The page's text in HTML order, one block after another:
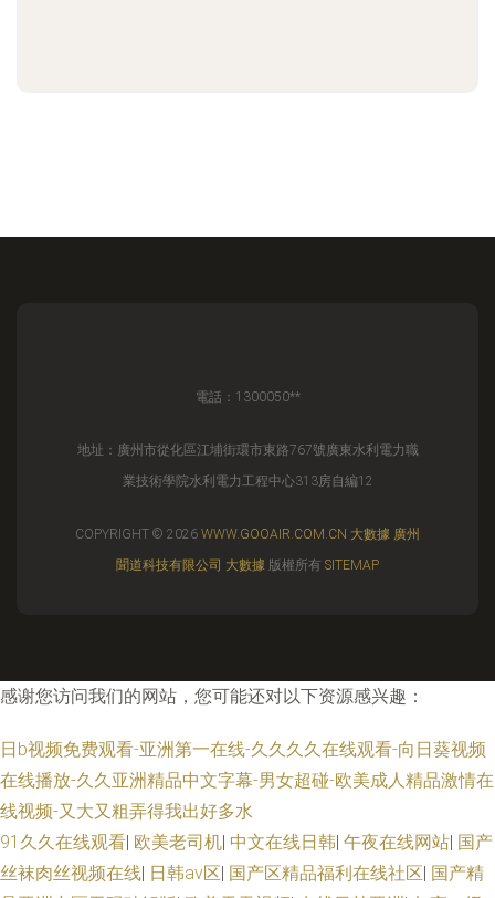
電話：1300050**
地址：廣州市從化區江埔街環市東路767號廣東水利電力職
業技術學院水利電力工程中心313房自編12
COPYRIGHT © 2026 WWW.GOOAIR.COM.CN 大數據 廣州
聞道科技有限公司 大數據 版權所有 SITEMAP
感谢您访问我们的网站，您可能还对以下资源感兴趣：
日b视频免费观看-亚洲第一在线-久久久久在线观看-向日葵视频
在线播放-久久亚洲精品中文字幕-男女超碰-欧美成人精品激情在
线视频-又大又粗弄得我出好多水
91久久在线观看| 欧美老司机| 中文在线日韩| 午夜在线网站| 国产
丝袜肉丝视频在线| 日韩av区| 国产区精品福利在线社区| 国产精